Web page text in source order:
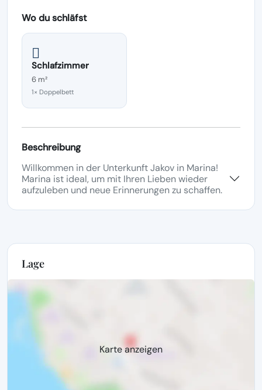
Wo du schläfst
Schlafzimmer
6 m²
1× Doppelbett
Beschreibung
Willkommen in der Unterkunft Jakov in Marina!
Marina ist ideal, um mit Ihren Lieben wieder
aufzuleben und neue Erinnerungen zu schaffen.
Lage
Karte anzeigen